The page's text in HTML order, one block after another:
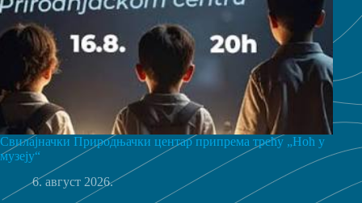
Свилајначки Природњачки центар припрема трећу „Ноћ у
музеју“
6. август 2026.